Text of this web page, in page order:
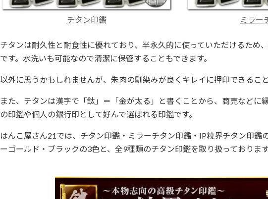
チタン印鑑 ミラー
チタンは耐久性と耐食性に優れており、半永久的に使っていただけるため
です。水洗いも可能なので清潔に保管することもできます。
以外に思うかもしれませんが、朱肉の馴染みが良くキレイに押印できるこ
また、チタンは漢字で「鈦」＝「金が太る」と書くことから、商売などに
の印鑑や個人の銀行印として好んで選ばれる印鑑です。
はんこ屋さん21では、チタン印鑑・ミラーチタン印鑑・IP粒界チタン印鑑
ーゴールド・ブラックの3色と、全9種類のチタン印鑑を取り扱っております